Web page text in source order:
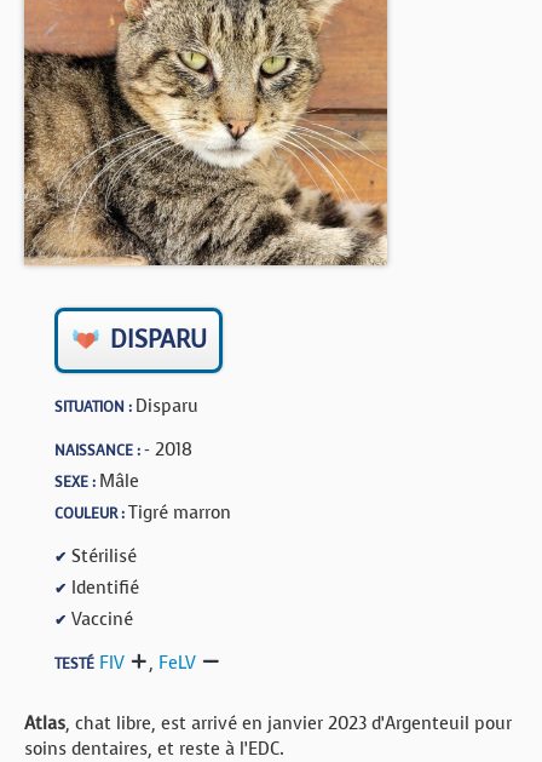
ADOPTER
NOUS AIDER
CONTACT
BOUTIQUE
FORUM
DISPARU
SITUATION : Disparu
NAISSANCE :- 2018
SEXE : Mâle
COULEUR :Tigré marron
✔ Stérilisé
✔ Identifié
✔ Vacciné
TESTÉ FIV , FeLV
Atlas, chat libre, est arrivé en janvier 2023 d’Argenteuil pour
soins dentaires, et reste à l’EDC.